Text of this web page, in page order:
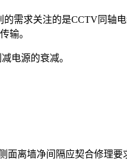
需求关注的是CCTV同轴
输。
电源的衰减。
离墙净间隔应契合修理要